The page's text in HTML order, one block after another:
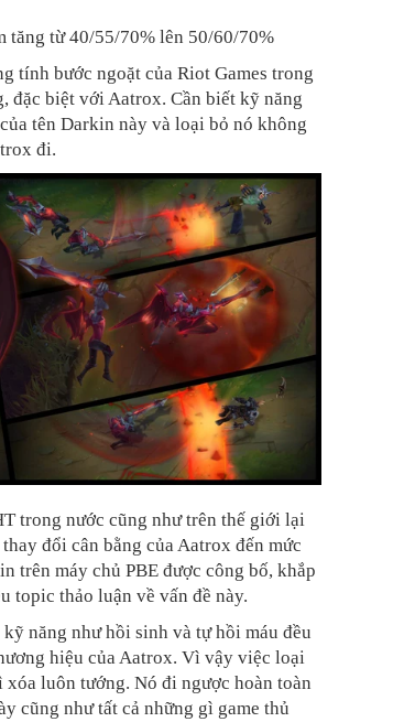
tăng từ 40/55/70% lên 50/60/70%
tính bước ngoặt của Riot Games trong
đặc biệt với Aatrox. Cần biết kỹ năng
tên Darkin này và loại bỏ nó không
đi.
trong nước cũng như trên thế giới lại
đổi cân bằng của Aatrox đến mức
trên máy chủ PBE được công bố, khắp
topic thảo luận về vấn đề này.
năng như hồi sinh và tự hồi máu đều
hiệu của Aatrox. Vì vậy việc loại
luôn tướng. Nó đi ngược hoàn toàn
cũng như tất cả những gì game thủ